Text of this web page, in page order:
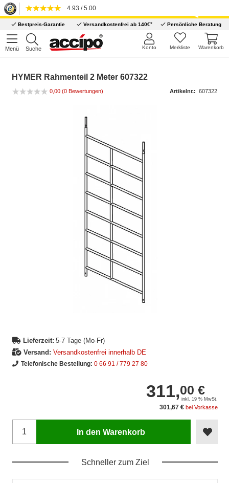
4.93 / 5.00
Bestpreis-Garantie Versandkostenfrei ab 140€* Persönliche Beratung
Menü Suche Warenkorb
Merkliste
Konto
HYMER Rahmenteil 2 Meter 607322
0,00 (0 Bewertungen) Artikelnr.: 607322
Lieferzeit: 5-7 Tage (Mo-Fr)
Versand: Versandkostenfrei innerhalb DE
Telefonische Bestellung: 0 66 91 / 779 27 80
311,00 €
inkl. 19 % MwSt.
301,67 € bei Vorkasse
In den Warenkorb
Schneller zum Ziel